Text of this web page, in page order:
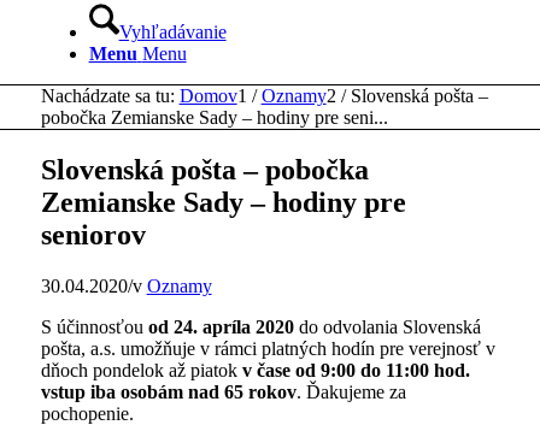
Vyhľadávanie
Menu Menu
Nachádzate sa tu: Domov1 / Oznamy2 / Slovenská pošta –
pobočka Zemianske Sady – hodiny pre seni...
Slovenská pošta – pobočka
Zemianske Sady – hodiny pre
seniorov
30.04.2020/v Oznamy
S účinnosťou od 24. apríla 2020do odvolania Slovenská
pošta, a.s. umožňuje v rámci platných hodín pre verejnosť v
dňoch pondelok až piatok v čase od 9:00 do 11:00 hod.
vstup iba osobám nad 65 rokov. Ďakujeme za
pochopenie.